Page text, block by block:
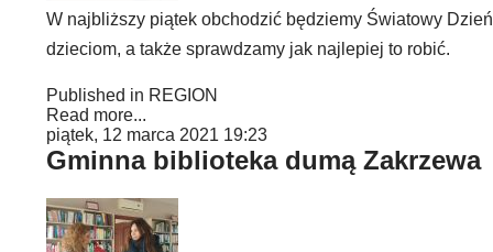
W najbliższy piątek obchodzić będziemy Światowy
dzieciom, a także sprawdzamy jak najlepiej to robić.
Published in REGION
Read more...
piątek, 12 marca 2021 19:23
Gminna biblioteka dumą Zakrzewa